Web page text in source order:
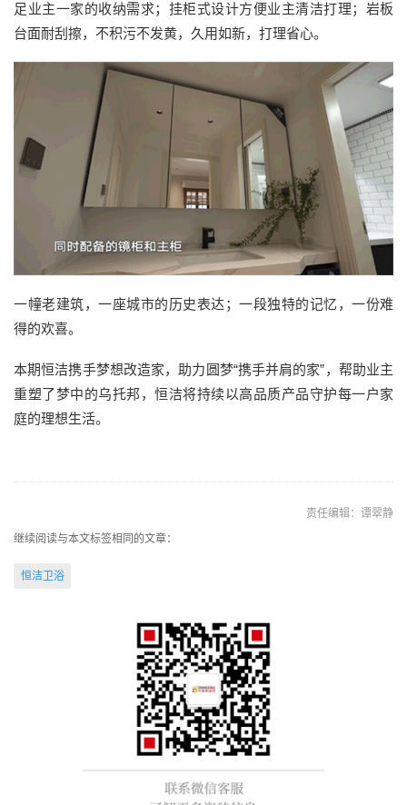
足业主一家的收纳需求；挂柜式设计方便业主清洁打理；岩板
台面耐刮擦，不积污不发黄，久用如新，打理省心。
一幢老建筑，一座城市的历史表达；一段独特的记忆，一份难
得的欢喜。
本期恒洁携手梦想改造家，助力圆梦“携手并肩的家”，帮助业主
重塑了梦中的乌托邦，恒洁将持续以高品质产品守护每一户家
庭的理想生活。
责任编辑：谭翠静
继续阅读与本文标签相同的文章：
恒洁卫浴